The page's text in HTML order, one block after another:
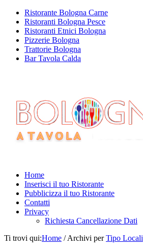
Ristorante Bologna Carne
Ristoranti Bologna Pesce
Ristoranti Etnici Bologna
Pizzerie Bologna
Trattorie Bologna
Bar Tavola Calda
Home
Inserisci il tuo Ristorante
Pubblicizza il tuo Ristorante
Contatti
Privacy
Richiesta Cancellazione Dati
Ti trovi qui:Home /Archivi perTipo Locali